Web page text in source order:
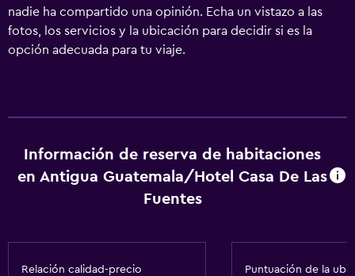
nadie ha compartido una opinión. Echa un vistazo a las
fotos, los servicios y la ubicación para decidir si es la
opción adecuada para tu viaje.
Información de reserva de habitaciones
en Antigua Guatemala/Hotel Casa De Las
Fuentes
Relación calidad-precio Puntuación de la